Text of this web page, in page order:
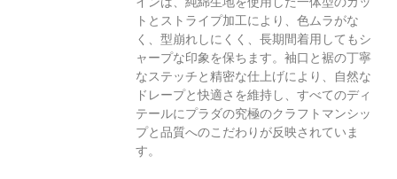
トとストライプ加工により、色ムラがな
く、型崩れしにくく、長期間着用してもシ
ャープな印象を保ちます。袖口と裾の丁寧
なステッチと精密な仕上げにより、自然な
ドレープと快適さを維持し、すべてのディ
テールにプラダの究極のクラフトマンシッ
プと品質へのこだわりが反映されていま
す。